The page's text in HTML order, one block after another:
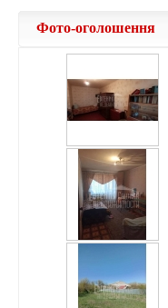
Фото-оголошення